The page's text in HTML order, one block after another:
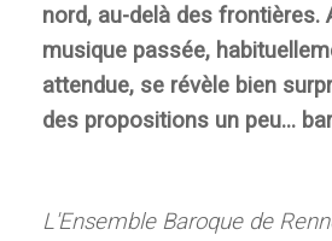
nord, au-delà des frontières.
musique passée,
attendue, se révèle bien
des propositions un peu...
L'Ensemble Baroque de